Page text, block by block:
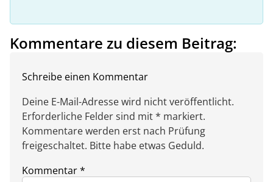
Kommentare zu diesem Beitrag:
Schreibe einen Kommentar
Deine E-Mail-Adresse wird nicht veröffentlicht.
Erforderliche Felder sind mit * markiert.
Kommentare werden erst nach Prüfung
freigeschaltet. Bitte habe etwas Geduld.
Kommentar*